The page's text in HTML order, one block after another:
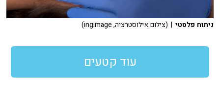
ניתוח פלסטי | (צילום אילוסטרציה, ingimage)
עוד קטעים